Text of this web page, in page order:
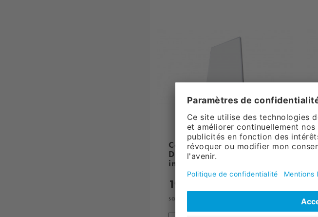
Cadre lumineux à DEL
DIN A1, utilisable en
intérieur, sans poster
199,
sans TVA, plus